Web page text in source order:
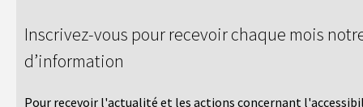
Inscrivez-vous pour recevoir chaque mois
d’information
Pour recevoir l'actualité et les actions concernant